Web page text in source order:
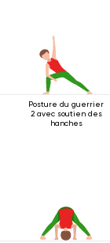
Posture du guerrier
2 avec soutien des
hanches